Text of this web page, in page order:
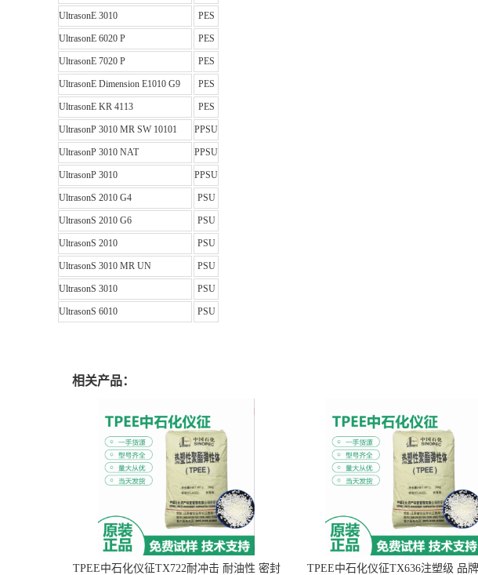
UltrasonE 3010 PES
UltrasonE 6020 P PES
UltrasonE 7020 P PES
UltrasonE Dimension E1010 G9 PES
UltrasonE KR 4113 PES
UltrasonP 3010 MR SW 10101 PPSU
UltrasonP 3010 NAT PPSU
UltrasonP 3010 PPSU
UltrasonS 2010 G4 PSU
UltrasonS 2010 G6 PSU
UltrasonS 2010 PSU
UltrasonS 3010 MR UN PSU
UltrasonS 3010 PSU
UltrasonS 6010 PSU
相关产品：
TPEE中石化仪征TX722耐冲击 耐油性 密封
TPEE中石化仪征TX636注塑级 品